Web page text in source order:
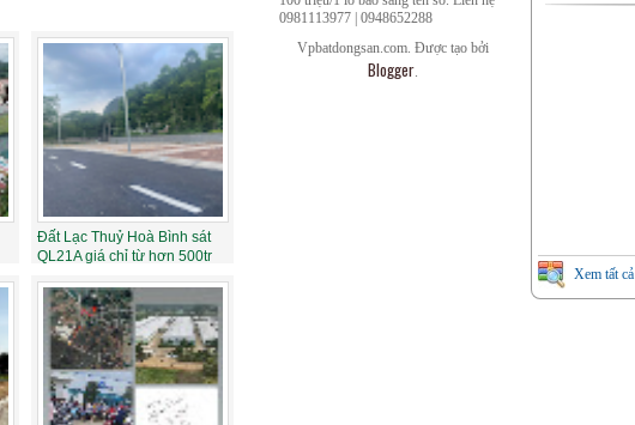
Đất Lạc Thuỷ Hoà Bình sát
QL21A giá chỉ từ hơn 500tr
0981113977 | 0948652288
Vpbatdongsan.com. Được tạo bởi
Blogger.
Xem tất cả